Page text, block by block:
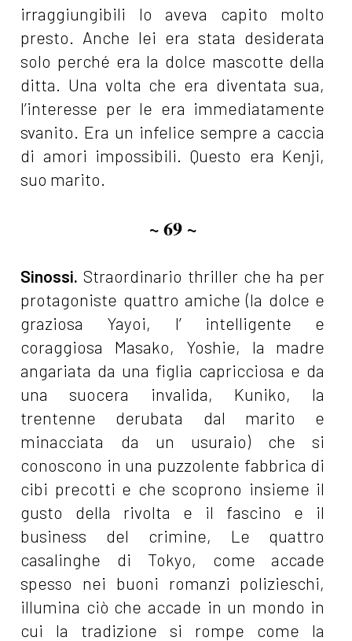
irraggiungibili lo aveva capito molto
presto. Anche lei era stata desiderata
solo perché era la dolce mascotte della
ditta. Una volta che era diventata sua,
l’interesse per le era immediatamente
svanito. Era un infelice sempre a caccia
di amori impossibili. Questo era Kenji,
suo marito.
~ 69 ~
Sinossi. Straordinario thriller che ha per
protagoniste quattro amiche (la dolce e
graziosa Yayoi, l’ intelligente e
coraggiosa Masako, Yoshie, la madre
angariata da una figlia capricciosa e da
una suocera invalida, Kuniko, la
trentenne derubata dal marito e
minacciata da un usuraio) che si
conoscono in una puzzolente fabbrica di
cibi precotti e che scoprono insieme il
gusto della rivolta e il fascino e il
business del crimine, Le quattro
casalinghe di Tokyo, come accade
spesso nei buoni romanzi polizieschi,
illumina ciò che accade in un mondo in
cui la tradizione si rompe come la